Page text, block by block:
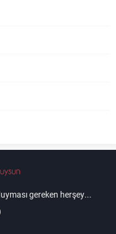
gereken herşey...